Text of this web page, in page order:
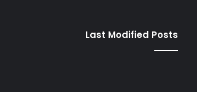
Last Modified Posts